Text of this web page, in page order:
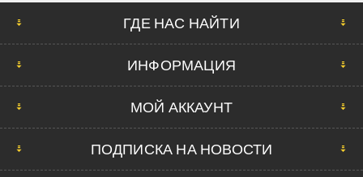
ГДЕ НАС НАЙТИ
ИНФОРМАЦИЯ
МОЙ АККАУНТ
ПОДПИСКА НА НОВОСТИ